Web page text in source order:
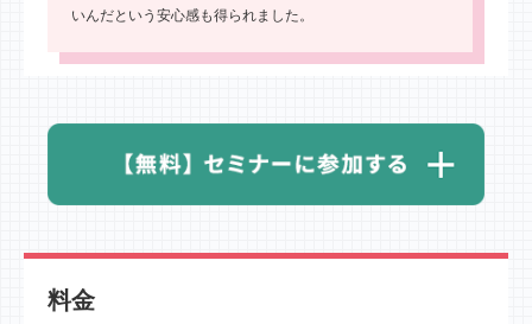
いんだという安心感も得られました。
料金